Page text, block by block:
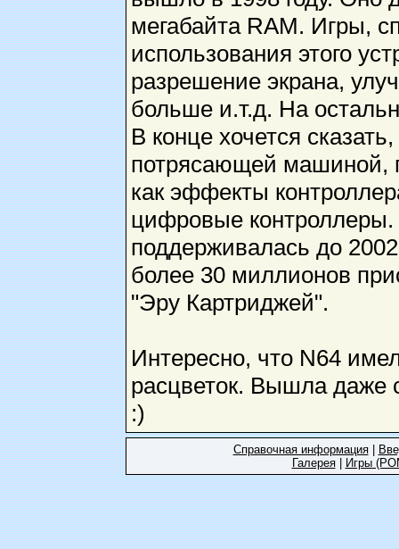
мегабайта RAM. Игры,
использования этого
разрешение экрана,
больше и.т.д. На
В конце хочется
потрясающей машиной,
как эффекты
цифровые
поддерживалась до
более 30 миллионов
"Эру Картриджей".
Интересно, что N64
расцветок. Вышла даже
:)
Справочная информация|
Галерея| Игры